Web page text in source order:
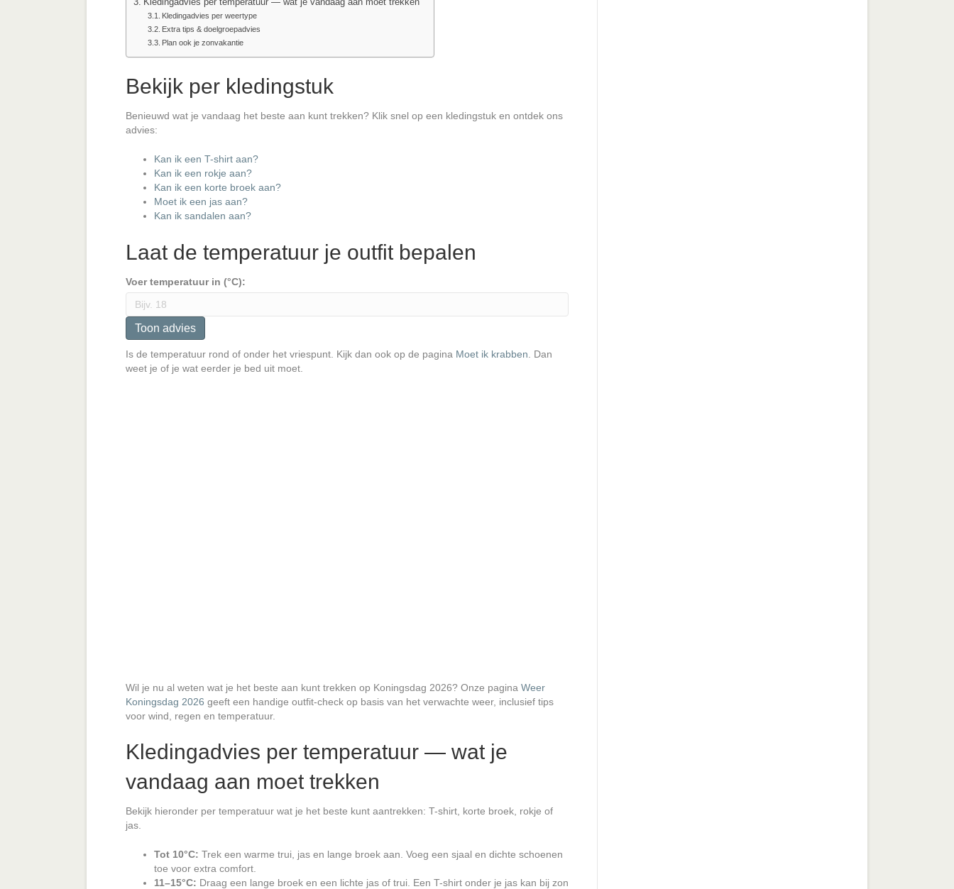
Kledingadvies per temperatuur — wat je vandaag aan moet trekken
Kledingadvies per weertype
Extra tips & doelgroepadvies
Plan ook je zonvakantie
Bekijk per kledingstuk
Benieuwd wat je vandaag het beste aan kunt trekken? Klik snel op een kledingstuk en ontdek ons
advies:
Kan ik een T-shirt aan?
Kan ik een rokje aan?
Kan ik een korte broek aan?
Moet ik een jas aan?
Kan ik sandalen aan?
Laat de temperatuur je outfit bepalen
Voer temperatuur in (°C):
Toon advies
Is de temperatuur rond of onder het vriespunt. Kijk dan ook op de pagina Moet ik krabben . Dan
weet je of je wat eerder je bed uit moet.
Wil je nu al weten wat je het beste aan kunt trekken op Koningsdag 2026? Onze pagina Weer
Koningsdag 2026 geeft een handige outfit-check op basis van het verwachte weer, inclusief tips
voor wind, regen en temperatuur.
Kledingadvies per temperatuur — wat je
vandaag aan moet trekken
Bekijk hieronder per temperatuur wat je het beste kunt aantrekken: T-shirt, korte broek, rokje of
jas.
Tot 10°C: Trek een warme trui, jas en lange broek aan. Voeg een sjaal en dichte schoenen
toe voor extra comfort.
11–15°C: Draag een lange broek en een lichte jas of trui. Een T-shirt onder je jas kan bij zon